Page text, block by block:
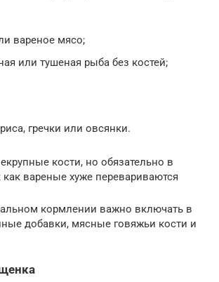
вареное мясо;
или тушеная рыба без костей;
гречки или овсянки.
кости, но обязательно в
вареные хуже перевариваются
кормлении важно включать в
добавки, мясные говяжьи кости и